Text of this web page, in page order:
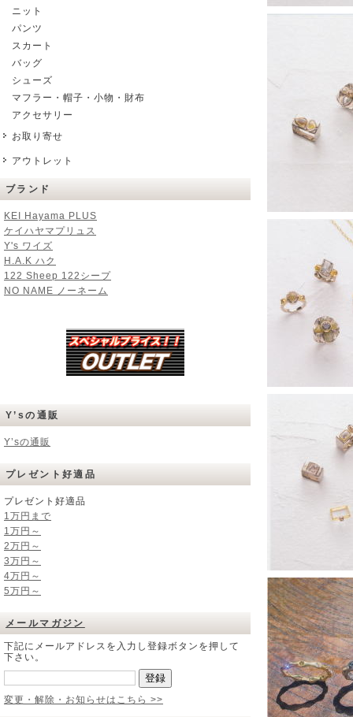
ニット
パンツ
スカート
バッグ
シューズ
マフラー・帽子・小物・財布
アクセサリー
お取り寄せ
アウトレット
ブランド
KEI Hayama PLUS
ケイハヤマプリュス
Y's ワイズ
H.A.K ハク
122 Sheep 122シープ
NO NAME ノーネーム
Y’sの通販
Y’sの通販
プレゼント好適品
プレゼント好適品
1万円まで
1万円～
2万円～
3万円～
4万円～
5万円～
メールマガジン
下記にメールアドレスを入力し登録ボタンを押して
下さい。
変更・解除・お知らせはこちら >>